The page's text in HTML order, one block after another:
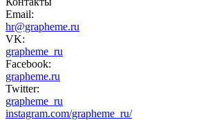
Email:
hr@grapheme.ru
VK:
grapheme_ru
Facebook:
grapheme.ru
Twitter:
grapheme_ru
instagram.com/grapheme_ru/